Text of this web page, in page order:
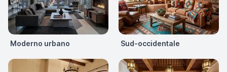
Moderno urbano Sud-occidentale